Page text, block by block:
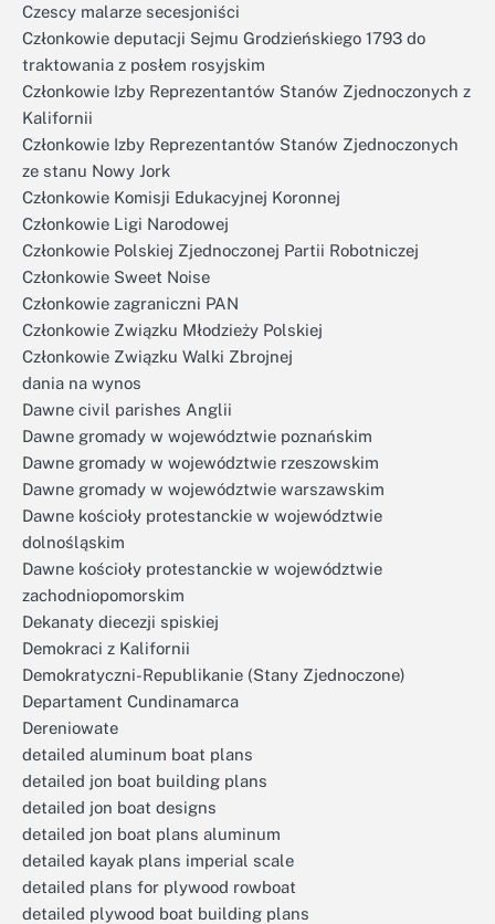
Czescy malarze secesjoniści
Członkowie deputacji Sejmu Grodzieńskiego 1793 do
traktowania z posłem rosyjskim
Członkowie Izby Reprezentantów Stanów Zjednoczonych z
Kalifornii
Członkowie Izby Reprezentantów Stanów Zjednoczonych
ze stanu Nowy Jork
Członkowie Komisji Edukacyjnej Koronnej
Członkowie Ligi Narodowej
Członkowie Polskiej Zjednoczonej Partii Robotniczej
Członkowie Sweet Noise
Członkowie zagraniczni PAN
Członkowie Związku Młodzieży Polskiej
Członkowie Związku Walki Zbrojnej
dania na wynos
Dawne civil parishes Anglii
Dawne gromady w województwie poznańskim
Dawne gromady w województwie rzeszowskim
Dawne gromady w województwie warszawskim
Dawne kościoły protestanckie w województwie
dolnośląskim
Dawne kościoły protestanckie w województwie
zachodniopomorskim
Dekanaty diecezji spiskiej
Demokraci z Kalifornii
Demokratyczni-Republikanie (Stany Zjednoczone)
Departament Cundinamarca
Dereniowate
detailed aluminum boat plans
detailed jon boat building plans
detailed jon boat designs
detailed jon boat plans aluminum
detailed kayak plans imperial scale
detailed plans for plywood rowboat
detailed plywood boat building plans